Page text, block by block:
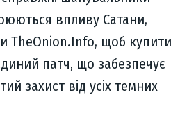
впливу Сатани,
TheOnion.Info, щоб купити
патч, що забезпечує
захист від усіх темних